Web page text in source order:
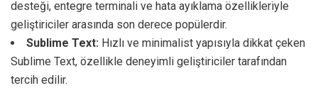
desteği, entegre terminali ve hata ayıklama özellikleriyle
geliştiriciler arasında son derece popülerdir.
Sublime Text: Hızlı ve minimalist yapısıyla dikkat çeken
Sublime Text, özellikle deneyimli geliştiriciler tarafından
tercih edilir.